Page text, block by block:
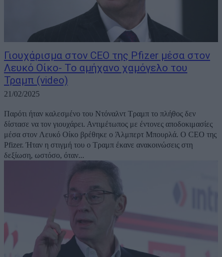
Γιουχάρισμα στον CEO της Pfizer μέσα στον
Λευκό Οίκο- Το αμήχανο χαμόγελο του
Τραμπ (video)
21/02/2025
Παρότι ήταν καλεσμένο του Ντόναλντ Τραμπ το πλήθος δεν
δίστασε να τον γιουχάρει. Αντιμέτωπος με έντονες αποδοκιμασίες
μέσα στον Λευκό Οίκο βρέθηκε ο Άλμπερτ Μπουρλά. Ο CEO της
Pfizer. Ήταν η στιγμή του ο Τραμπ έκανε ανακοινώσεις στη
δεξίωση, ωστόσο, όταν...